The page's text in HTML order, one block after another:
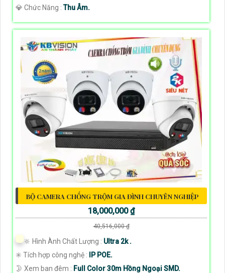
️💎 Chức Năng :Thu Âm.
BỘ CAMERA CHỐNG TRỘM GIA ĐÌNH CHUYÊN NGHIỆP
18,000,000 ₫
40,516,000 ₫
🔆 Hình Ành Chất Lượng : Ultra 2k .
✳️ Tích hợp công nghệ :
IP POE.
🌛 Xem ban đêm : Full Color 30m Hồng Ngoại SMD.